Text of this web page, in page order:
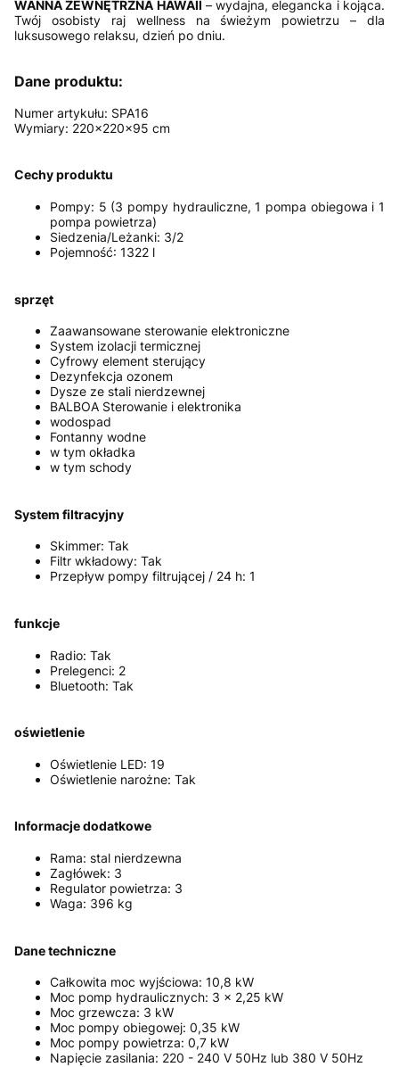
WANNA ZEWNĘTRZNA HAWAII –wydajna, elegancka i kojąca.
Twój osobisty raj wellness na świeżym powietrzu – dla
luksusowego relaksu, dzień po dniu.
Dane produktu:
Numer artykułu: SPA16
Wymiary: 220x220x95 cm
Cechy produktu
Pompy: 5 (3 pompy hydrauliczne, 1 pompa obiegowa i 1
pompa powietrza)
Siedzenia/Leżanki: 3/2
Pojemność: 1322 l
sprzęt
Zaawansowane sterowanie elektroniczne
System izolacji termicznej
Cyfrowy element sterujący
Dezynfekcja ozonem
Dysze ze stali nierdzewnej
BALBOA Sterowanie i elektronika
wodospad
Fontanny wodne
w tym okładka
w tym schody
System filtracyjny
Skimmer: Tak
Filtr wkładowy: Tak
Przepływ pompy filtrującej / 24 h: 1
funkcje
Radio: Tak
Prelegenci: 2
Bluetooth: Tak
oświetlenie
Oświetlenie LED: 19
Oświetlenie narożne: Tak
Informacje dodatkowe
Rama: stal nierdzewna
Zagłówek: 3
Regulator powietrza: 3
Waga: 396 kg
Dane techniczne
Całkowita moc wyjściowa: 10,8 kW
Moc pomp hydraulicznych: 3 x 2,25 kW
Moc grzewcza: 3 kW
Moc pompy obiegowej: 0,35 kW
Moc pompy powietrza: 0,7 kW
Napięcie zasilania: 220 - 240 V 50Hz lub 380 V 50Hz